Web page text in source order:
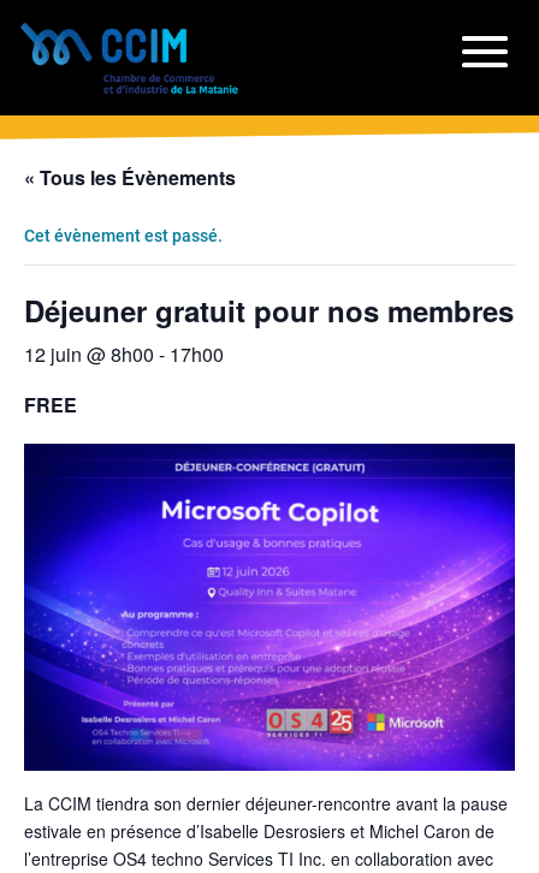
« Tous les Évènements
Cet évènement est passé.
Déjeuner gratuit pour nos membres
12 juin @ 8h00 - 17h00
FREE
La CCIM tiendra son dernier déjeuner-rencontre avant la pause
estivale en présence d’Isabelle Desrosiers et Michel Caron de
l’entreprise OS4 techno Services TI Inc. en collaboration avec